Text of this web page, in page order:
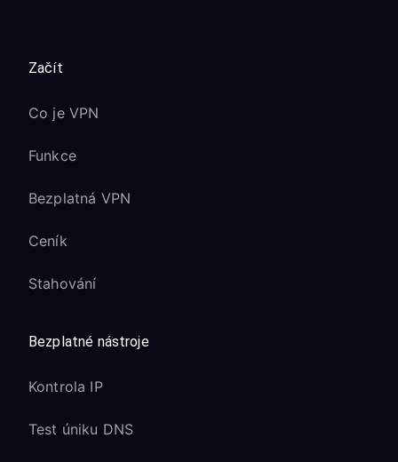
Začít
Co je VPN
Funkce
Bezplatná VPN
Ceník
Stahování
Bezplatné nástroje
Kontrola IP
Test úniku DNS